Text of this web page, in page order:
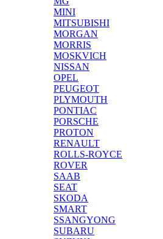
MINI
MITSUBISHI
MORGAN
MORRIS
MOSKVICH
NISSAN
OPEL
PEUGEOT
PLYMOUTH
PONTIAC
PORSCHE
PROTON
RENAULT
ROLLS-ROYCE
ROVER
SAAB
SEAT
SKODA
SMART
SSANGYONG
SUBARU